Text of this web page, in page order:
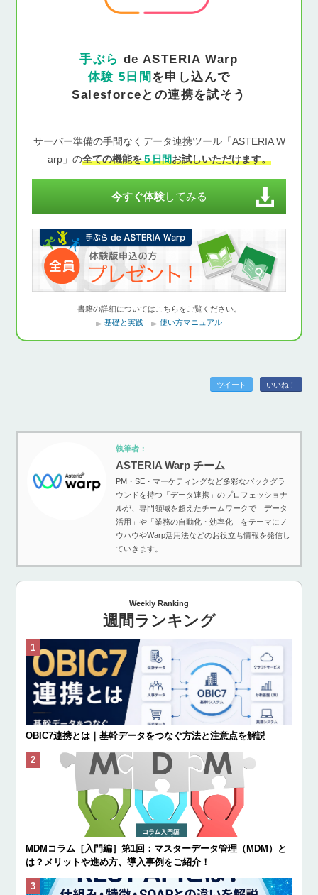
手ぶら de ASTERIA Warp
体験 5日間 を申し込んで
Salesforceとの連携を試そう
サーバー準備の手間なくデータ連携ツール「ASTERIA W
arp」の全ての機能を５日間お試しいただけます。
今すぐ体験してみる
書籍の詳細についてはこちらをご覧ください。
基礎と実践
使い方マニュアル
ツイート いいね！
執筆者：
ASTERIA Warp チーム
PM・SE・マーケティングなど多彩なバックグラ
ウンドを持つ「データ連携」のプロフェッショナ
ルが、専門領域を超えたチームワークで「データ
活用」や「業務の自動化・効率化」をテーマにノ
ウハウやWarp活用法などのお役立ち情報を発信し
ていきます。
Weekly Ranking
週間ランキング
OBIC7連携とは｜基幹データをつなぐ方法と注意点を解説
MDMコラム［入門編］第1回：マスターデータ管理（MDM）と
は？メリットや進め方、導入事例をご紹介！